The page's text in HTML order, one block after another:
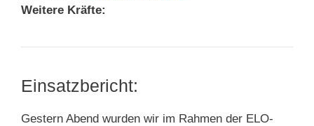
Weitere Kräfte:
Einsatzbericht:
Gestern Abend wurden wir im Rahmen der ELO-